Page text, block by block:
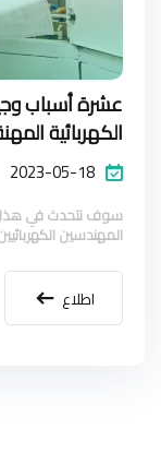
عشرة أسباب
الكهربائية
2023-05-18
سوف نتحدث في هذا
المهندسين
اطلاع